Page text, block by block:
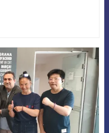
badge